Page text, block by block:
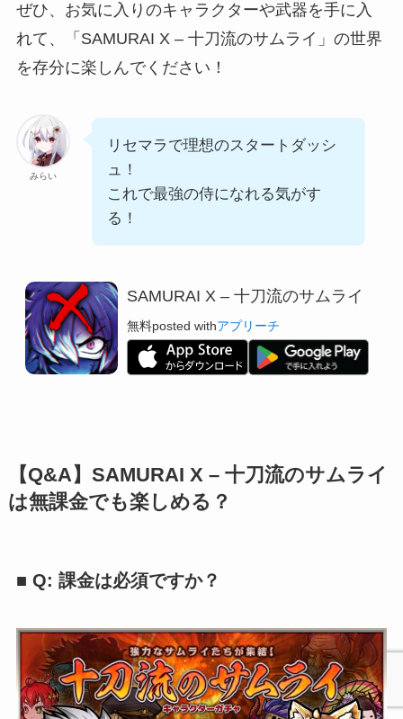
ぜひ、お気に入りのキャラクターや武器を手に入
れて、「SAMURAI X – 十刀流のサムライ」の世界
を存分に楽しんでください！
みらい
リセマラで理想のスタートダッシ
ュ！
これで最強の侍になれる気がす
る！
SAMURAI X – 十刀流のサムライ
無料posted withアプリーチ
【Q&A】SAMURAI X – 十刀流のサムライ
は無課金でも楽しめる？
■ Q: 課金は必須ですか？